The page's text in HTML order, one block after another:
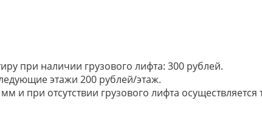
при наличии грузового лифта: 300 рублей.
этажи 200 рублей/этаж.
и при отсутствии грузового лифта